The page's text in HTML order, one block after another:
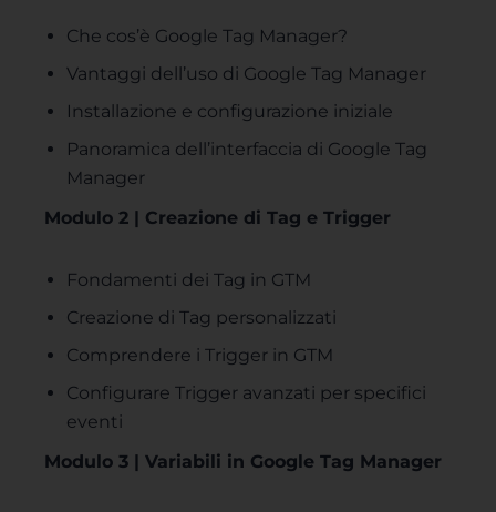
Che cos’è Google Tag Manager?
Vantaggi dell’uso di Google Tag Manager
Installazione e configurazione iniziale
Panoramica dell’interfaccia di Google Tag
Manager
Modulo 2 | Creazione di Tag e Trigger
Fondamenti dei Tag in GTM
Creazione di Tag personalizzati
Comprendere i Trigger in GTM
Configurare Trigger avanzati per specifici
eventi
Modulo 3 | Variabili in Google Tag Manager